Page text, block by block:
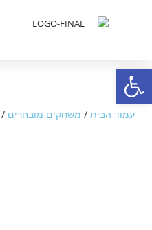
עמוד הבית / משחקים מובחרים /
פתח סרגל נגישות